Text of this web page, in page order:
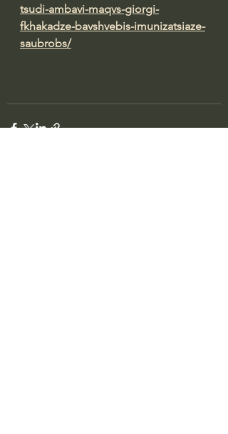
tsudi-ambavi-maqvs-giorgi-
fkhakadze-bavshvebis-imunizatsiaze-
saubrobs/